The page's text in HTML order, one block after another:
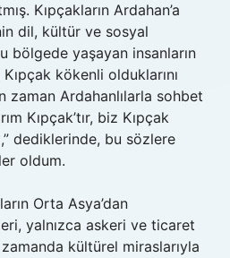
Kıpçakların Ardahan’a
dil, kültür ve sosyal
bölgede yaşayan insanların
kökenli olduklarını
zaman Ardahanlılarla sohbet
Kıpçak’tır, biz Kıpçak
dediklerinde, bu sözlere
oldum.
Orta Asya’dan
yalnızca askeri ve ticaret
kültürel miraslarıyla